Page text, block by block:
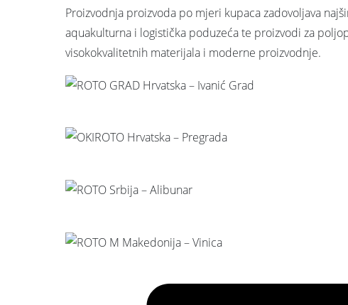
Proizvodnja proizvoda po mjeri kupaca zadovoljava
aquakulturna i logistička poduzeća te proizvodi za
visokokvalitetnih materijala i moderne proizvodnje.